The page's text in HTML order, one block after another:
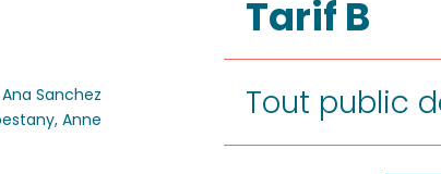
Sanchez
Anne
Tarif B
Tout public